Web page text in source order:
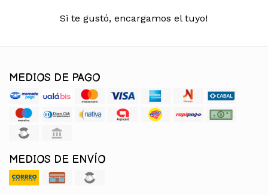
Si te gustó, encargamos el tuyo!
MEDIOS DE PAGO
MEDIOS DE ENVÍO